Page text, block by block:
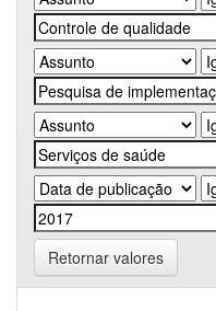
Retornar valores